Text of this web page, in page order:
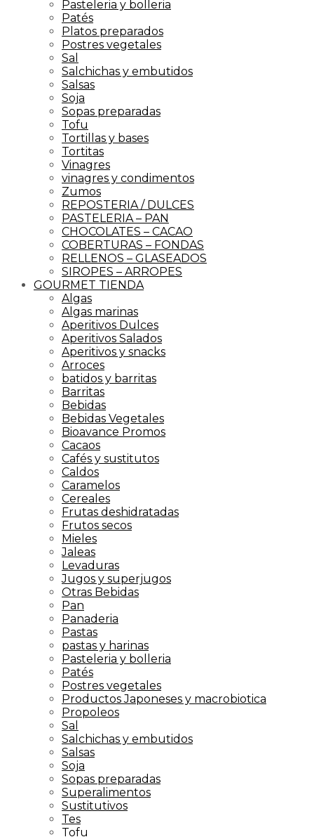
Pasteleria y bolleria
Patés
Platos preparados
Postres vegetales
Sal
Salchichas y embutidos
Salsas
Soja
Sopas preparadas
Tofu
Tortillas y bases
Tortitas
Vinagres
vinagres y condimentos
Zumos
REPOSTERIA / DULCES
PASTELERIA – PAN
CHOCOLATES – CACAO
COBERTURAS – FONDAS
RELLENOS – GLASEADOS
SIROPES – ARROPES
GOURMET TIENDA
Algas
Algas marinas
Aperitivos Dulces
Aperitivos Salados
Aperitivos y snacks
Arroces
batidos y barritas
Barritas
Bebidas
Bebidas Vegetales
Bioavance Promos
Cacaos
Cafés y sustitutos
Caldos
Caramelos
Cereales
Frutas deshidratadas
Frutos secos
Mieles
Jaleas
Levaduras
Jugos y superjugos
Otras Bebidas
Pan
Panaderia
Pastas
pastas y harinas
Pasteleria y bolleria
Patés
Postres vegetales
Productos Japoneses y macrobiotica
Propoleos
Sal
Salchichas y embutidos
Salsas
Soja
Sopas preparadas
Superalimentos
Sustitutivos
Tes
Tofu